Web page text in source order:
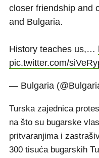
closer friendship and
and Bulgaria.
History teaches us,…
pic.twitter.com/
— Bulgaria
Turska zajednica
na što su bugarske
pritvaranjima i
300 tisuća bugarskih